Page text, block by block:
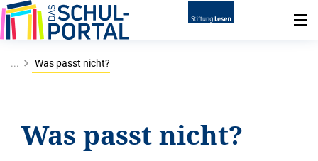
... Was passt nicht?
Was passt nicht?